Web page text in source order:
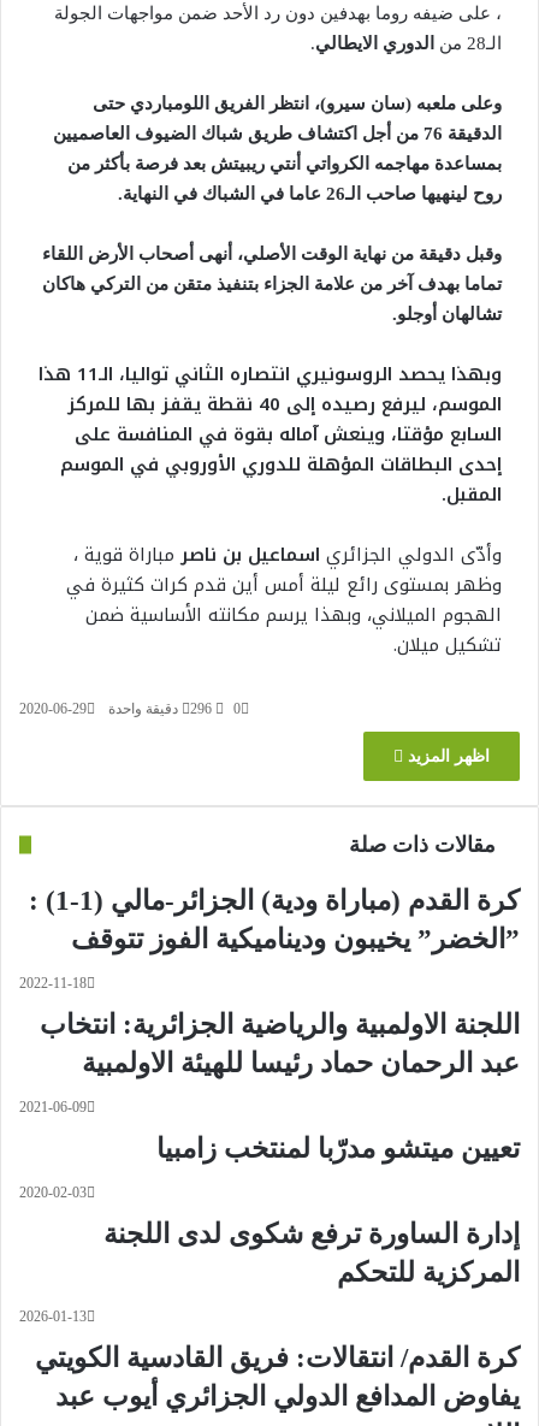
، على ضيفه روما بهدفين دون رد الأحد ضمن مواجهات الجولة
الـ28 من
الدوري الايطالي.
وعلى ملعبه (سان سيرو)، انتظر الفريق اللومباردي حتى
الدقيقة 76 من أجل اكتشاف طريق شباك الضيوف العاصميين
بمساعدة مهاجمه الكرواتي أنتي ريبيتش بعد فرصة بأكثر من
روح لينهيها صاحب الـ26 عاما في الشباك في النهاية.
وقبل دقيقة من نهاية الوقت الأصلي، أنهى أصحاب الأرض اللقاء
تماما بهدف آخر من علامة الجزاء بتنفيذ متقن من التركي هاكان
تشالهان أوجلو.
وبهذا يحصد الروسونيري انتصاره الثاني تواليا، الـ11 هذا
الموسم، ليرفع رصيده إلى 40 نقطة يقفز بها للمركز
السابع مؤقتا، وينعش آماله بقوة في المنافسة على
إحدى البطاقات المؤهلة للدوري الأوروبي في الموسم
المقبل.
وأدّى الدولي الجزائري اسماعيل بن ناصرمباراة قوية ،
وظهر بمستوى رائع ليلة أمس أين قدم كرات كثيرة في
الهجوم الميلاني، وبهذا يرسم مكانته الأساسية ضمن
تشكيل ميلان.
2020-06-29 0 دقيقة واحدة
اظهر المزيد
مقالات ذات صلة
كرة القدم (مباراة ودية) الجزائر-مالي (1-1) :
”الخضر” يخيبون وديناميكية الفوز تتوقف
2022-11-18
اللجنة الاولمبية والرياضية الجزائرية: انتخاب
عبد الرحمان حماد رئيسا للهيئة الاولمبية
2021-06-09
تعيين ميتشو مدرّبا لمنتخب زامبيا
2020-02-03
إدارة الساورة ترفع شكوى لدى اللجنة
المركزية للتحكم
2026-01-13
كرة القدم/ انتقالات: فريق القادسية الكويتي
يفاوض المدافع الدولي الجزائري أيوب عبد